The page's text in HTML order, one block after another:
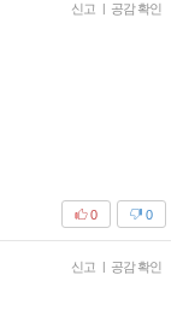
신고 공감 확인
0
0
신고 공감 확인